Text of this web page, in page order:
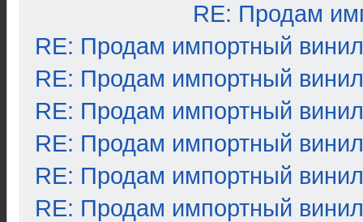
RE: Продам
RE: Продам импортный винил
RE: Продам импортный винил
RE: Продам импортный винил
RE: Продам импортный винил
RE: Продам импортный винил
RE: Продам импортный винил